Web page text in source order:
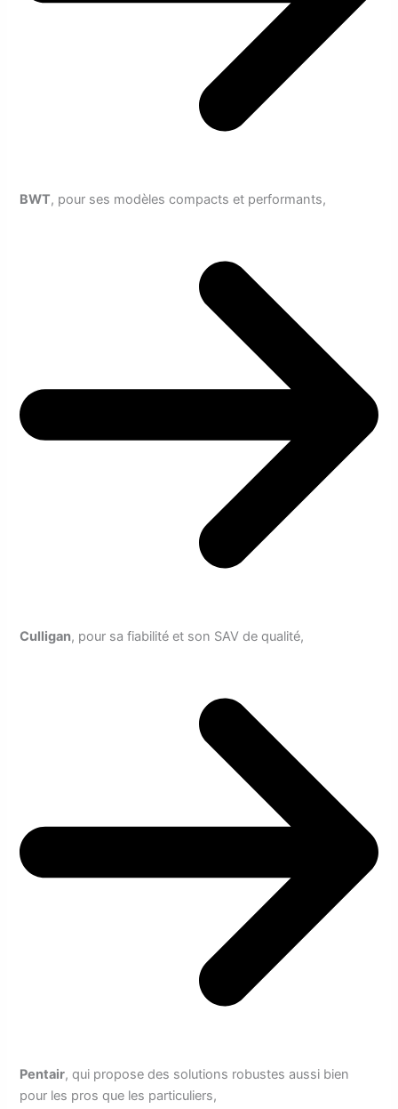
BWT, pour ses modèles compacts et performants,
Culligan, pour sa fiabilité et son SAV de qualité,
Pentair, qui propose des solutions robustes aussi bien
pour les pros que les particuliers,